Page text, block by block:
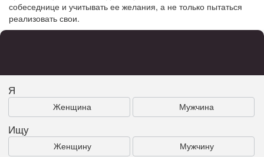
собеседнице и учитывать ее желания, а не только пытаться
реализовать свои.
Я
Женщина Мужчина
Ищу
Женщину Мужчину